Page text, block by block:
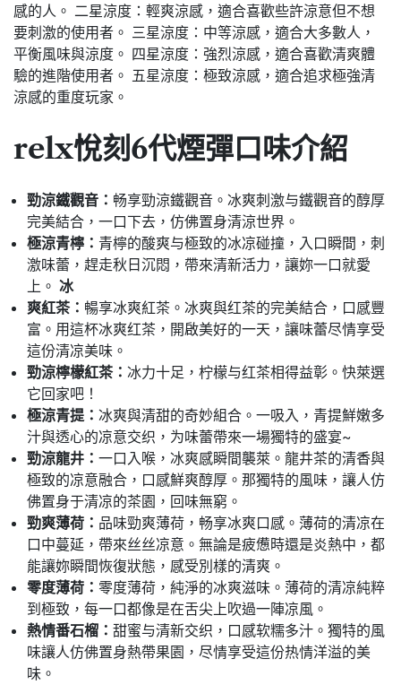
感的人。 二星涼度：輕爽涼感，適合喜歡些許涼意但不想
要刺激的使用者。 三星涼度：中等涼感，適合大多數人，
平衡風味與涼度。 四星涼度：強烈涼感，適合喜歡清爽體
驗的進階使用者。 五星涼度：極致涼感，適合追求極強清
涼感的重度玩家。
relx悅刻6代煙彈口味介紹
勁涼鐵觀音： 畅享勁涼鐵觀音。冰爽刺激与鐵觀音的醇厚
完美結合，一口下去，仿佛置身清涼世界。
極涼青檸： 青檸的酸爽与極致的冰凉碰撞，入口瞬間，刺
激味蕾，趕走秋日沉悶，帶來清新活力，讓妳一口就愛
上。 冰
爽紅茶： 暢享冰爽紅茶。冰爽與红茶的完美結合，口感豐
富。用這杯冰爽红茶，開啟美好的一天，讓味蕾尽情享受
這份清凉美味。
勁涼檸檬紅茶： 冰力十足，柠檬与红茶相得益彰。快萊選
它回家吧！
極涼青提： 冰爽與清甜的奇妙組合。一吸入，青提鮮嫩多
汁與透心的凉意交织，为味蕾帶來一場獨特的盛宴~
勁涼龍井： 一口入喉，冰爽感瞬間襲萊。龍井茶的清香與
極致的凉意融合，口感鮮爽醇厚。那獨特的風味，讓人仿
佛置身于清凉的茶園，回味無窮。
勁爽薄荷： 品味勁爽薄荷，畅享冰爽口感。薄荷的清凉在
口中蔓延，帶來丝丝凉意。無論是疲憊時還是炎熱中，都
能讓妳瞬間恢復狀態，感受別樣的清爽。
零度薄荷： 零度薄荷，純淨的冰爽滋味。薄荷的清凉純粹
到極致，每一口都像是在舌尖上吹過一陣凉風。
熱情番石榴： 甜蜜与清新交织，口感软糯多汁。獨特的風
味讓人仿佛置身熱帶果園，尽情享受這份热情洋溢的美
味。